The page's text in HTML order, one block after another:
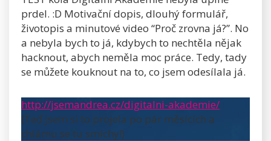
prdel. :D Motivační dopis, dlouhý formulář,
životopis a minutové video “Proč zrovna já?”. No
a nebyla bych to já, kdybych to nechtěla nějak
hacknout, abych neměla moc práce. Tedy, tady
se můžete kouknout na to, co jsem odesílala já.
http://jsemandrea.cz/digitalni-akademie/
(Teď jsem si to projela po pár měsících a
chlámu se tu smíchy!)